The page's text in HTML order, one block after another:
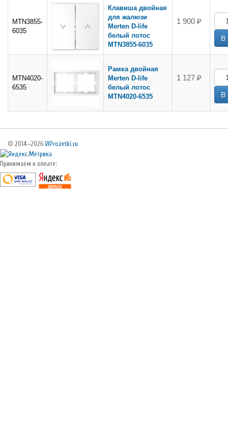
MTN3855-
6035
Клавиша двойная
для жалюзи
Merten D-life
белый лотос
MTN3855-6035
1 900 ₽
MTN4020-
6535
Рамка двойная
Merten D-life
белый лотос
MTN4020-6535
1 127 ₽
© 2014—2026 VIProzetki.ru
Принимаем к оплате: